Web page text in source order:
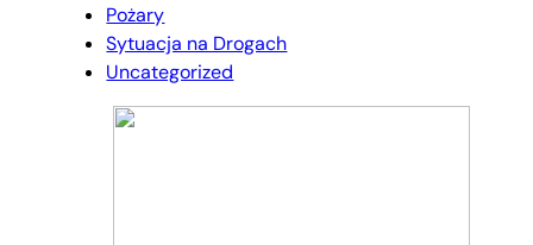
Pożary
Sytuacja na Drogach
Uncategorized